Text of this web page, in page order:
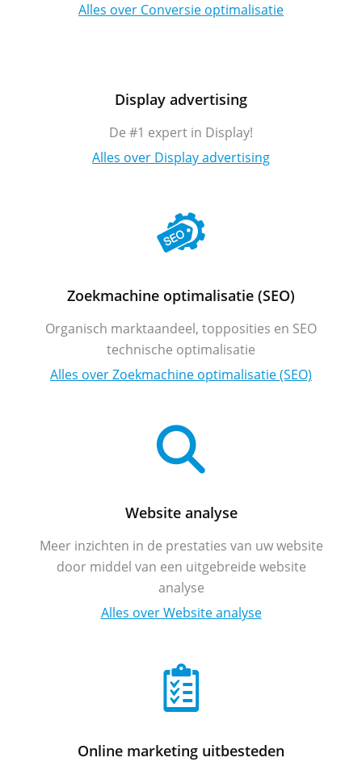
Alles over Conversie optimalisatie
Display advertising
De #1 expert in Display!
Alles over Display advertising
Zoekmachine optimalisatie (SEO)
Organisch marktaandeel, topposities en SEO
technische optimalisatie
Alles over Zoekmachine optimalisatie (SEO)
Website analyse
Meer inzichten in de prestaties van uw website
door middel van een uitgebreide website
analyse
Alles over Website analyse
Online marketing uitbesteden